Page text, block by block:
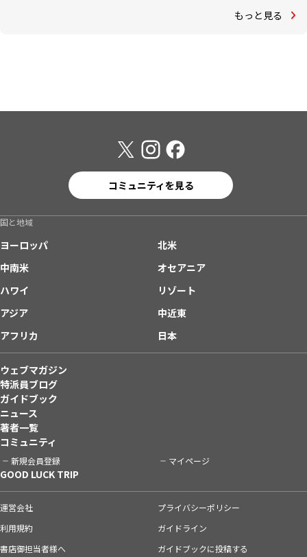
もっと見る
コミュニティを見る
国と地域
ヨーロッパ
北米
中南米
オセアニア
ハワイ
リゾート
アジア
中近東
アフリカ
日本
ウェブマガジン
特派員ブログ
ガイドブック
ニュース
著者一覧
コミュニティ
新規会員登録 マイページ
GOOD LUCK TRIP
運営会社
プライバシーポリシー
利用規約
ガイドライン
書店御担当者様へ
ガイドブックに投稿する